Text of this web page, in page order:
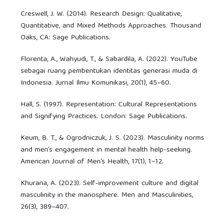
Creswell, J. W. (2014). Research Design: Qualitative,
Quantitative, and Mixed Methods Approaches. Thousand
Oaks, CA: Sage Publications.
Florenta, A., Wahyudi, T., & Sabardila, A. (2022). YouTube
sebagai ruang pembentukan identitas generasi muda di
Indonesia. Jurnal Ilmu Komunikasi, 20(1), 45–60.
Hall, S. (1997). Representation: Cultural Representations
and Signifying Practices. London: Sage Publications.
Keum, B. T., & Ogrodniczuk, J. S. (2023). Masculinity norms
and men’s engagement in mental health help-seeking.
American Journal of Men’s Health, 17(1), 1–12.
Khurana, A. (2023). Self-improvement culture and digital
masculinity in the manosphere. Men and Masculinities,
26(3), 389–407.